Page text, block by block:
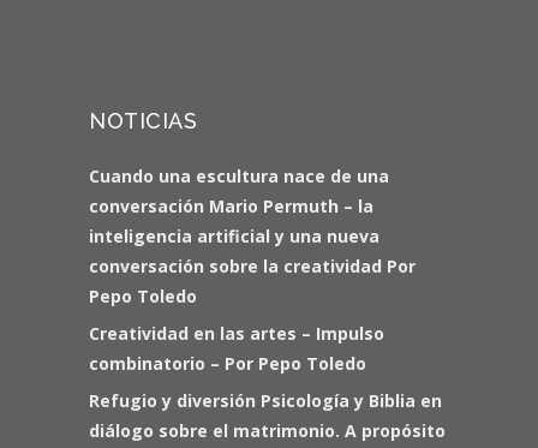
NOTICIAS
Cuando una escultura nace de una
conversación Mario Permuth – la
inteligencia artificial y una nueva
conversación sobre la creatividad Por
Pepo Toledo
Creatividad en las artes – Impulso
combinatorio – Por Pepo Toledo
Refugio y diversión Psicología y Biblia en
diálogo sobre el matrimonio. A propósito